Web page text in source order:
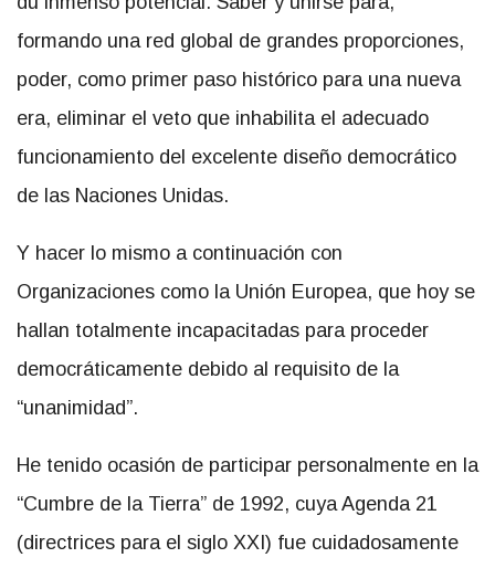
formando una red global de grandes proporciones,
poder, como primer paso histórico para una nueva
era, eliminar el veto que inhabilita el adecuado
funcionamiento del excelente diseño democrático
de las Naciones Unidas.
Y hacer lo mismo a continuación con
Organizaciones como la Unión Europea, que hoy se
hallan totalmente incapacitadas para proceder
democráticamente debido al requisito de la
“unanimidad”.
He tenido ocasión de participar personalmente en la
“Cumbre de la Tierra” de 1992, cuya Agenda 21
(directrices para el siglo XXI) fue cuidadosamente